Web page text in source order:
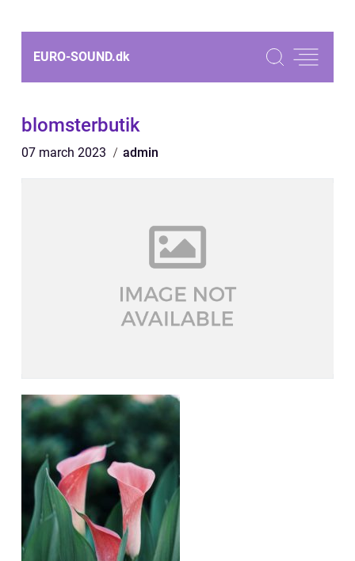
EURO-SOUND.dk
blomsterbutik
07 march 2023 admin